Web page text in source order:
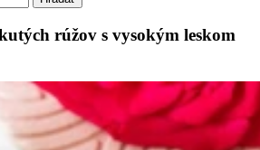
rúžov s vysokým leskom